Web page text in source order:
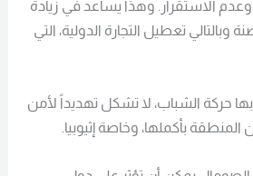
الاستقرار. وهذا يساعد في زيادة
تعطيل التجارة الدولية، التي
حركة الشباب، لا تشكل تهديداً لأمن
بأكملها، وخاصة إثيوبيا.